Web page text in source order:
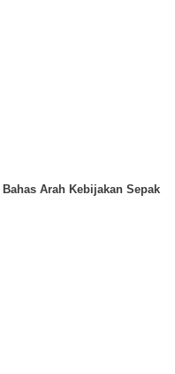
Arah Kebijakan Sepak